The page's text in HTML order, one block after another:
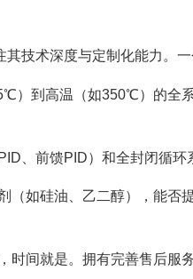
技术深度与定制化能力。
）到高温（如350℃）的全
、前馈PID）和全封闭循环
（如硅油、乙二醇），能否
时间就是。拥有完善售后服